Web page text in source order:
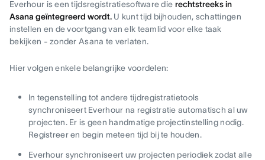
Everhour is een tijdsregistratiesoftware die rechtstreeks in
Asana geïntegreerd wordt. U kunt tijd bijhouden, schattingen
instellen en de voortgang van elk teamlid voor elke taak
bekijken - zonder Asana te verlaten.
Hier volgen enkele belangrijke voordelen:
In tegenstelling tot andere tijdregistratietools
synchroniseert Everhour na registratie automatisch al uw
projecten. Er is geen handmatige projectinstelling nodig.
Registreer en begin meteen tijd bij te houden.
Everhour synchroniseert uw projecten periodiek zodat alle